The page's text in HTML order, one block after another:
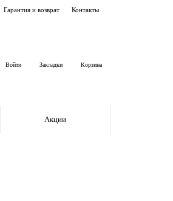
Гарантия и возврат Контакты
Войти Закладки Корзина
Акции